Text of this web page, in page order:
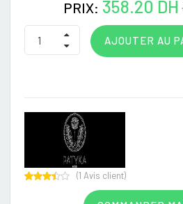
PRIX: 358.20 DH
AJOUTER AU
(1 Avis client)